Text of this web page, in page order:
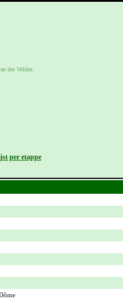
der Velden
per etappe